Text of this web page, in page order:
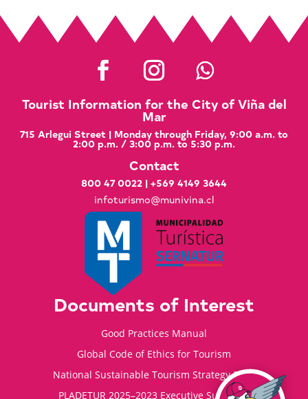
Tourist Information for the City of Viña del
Mar
715 Arlegui Street | Monday through Friday, 9:00 a.m. to
2:00 p.m. / 3:00 p.m. to 5:30 p.m.
Contact
800 47 0022 | +569 4149 3644
infoturismo@munivina.cl
Documents of Interest
Good Practices Manual
Global Code of Ethics for Tourism
National Sustainable Tourism Strategy 2035
PLADETUR 2025–2023 Executive Summary